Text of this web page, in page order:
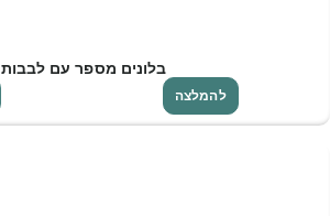
בלונים מספר עם לבבות
להמלצה